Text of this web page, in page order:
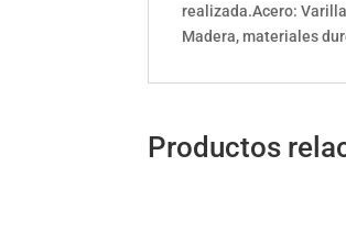
realizada.Acero:
Madera, materiales
Productos